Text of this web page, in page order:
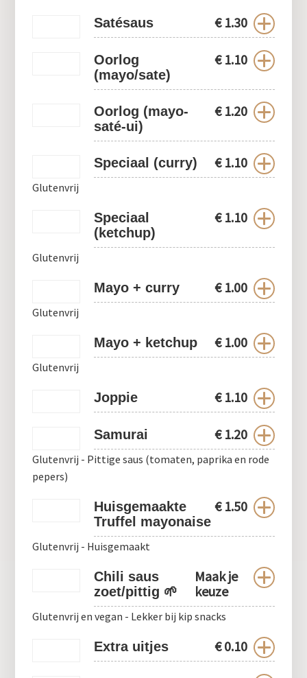
Satésaus €1.30
Oorlog
(mayo/sate)
€1.10
Oorlog (mayo-
saté-ui)
€1.20
Speciaal (curry) €1.10
Glutenvrij
Speciaal
(ketchup)
€1.10
Glutenvrij
Mayo + curry €1.00
Glutenvrij
Mayo + ketchup €1.00
Glutenvrij
Joppie €1.10
Samurai €1.20
Glutenvrij - Pittige saus (tomaten, paprika en rode
pepers)
Huisgemaakte
Truffel mayonaise
€1.50
Glutenvrij - Huisgemaakt
Chili saus
zoet/pittig 🌱
Maak je
keuze
Glutenvrij en vegan - Lekker bij kip snacks
Extra uitjes €0.10